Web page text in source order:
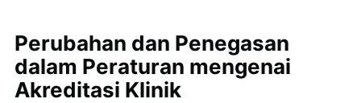
Perubahan dan Penegasan
dalam Peraturan mengenai
Akreditasi Klinik